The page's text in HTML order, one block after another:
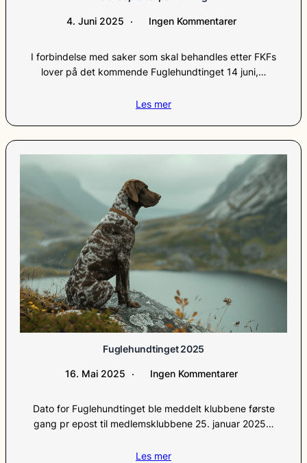
4. Juni 2025 Ingen Kommentarer
I forbindelse med saker som skal behandles etter FKFs
lover på det kommende Fuglehundtinget 14 juni,…
Les mer
Fuglehundtinget 2025
16. Mai 2025 Ingen Kommentarer
Dato for Fuglehundtinget ble meddelt klubbene første
gang pr epost til medlemsklubbene 25. januar 2025…
Les mer